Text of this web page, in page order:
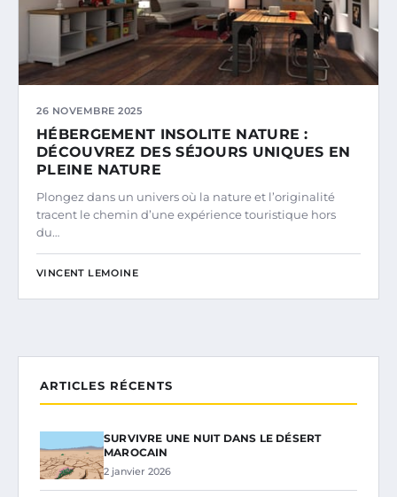
26 NOVEMBRE 2025
HÉBERGEMENT INSOLITE NATURE :
DÉCOUVREZ DES SÉJOURS UNIQUES EN
PLEINE NATURE
Plongez dans un univers où la nature et l’originalité
tracent le chemin d’une expérience touristique hors
du…
VINCENT LEMOINE
ARTICLES RÉCENTS
SURVIVRE UNE NUIT DANS LE DÉSERT
MAROCAIN
2 janvier 2026